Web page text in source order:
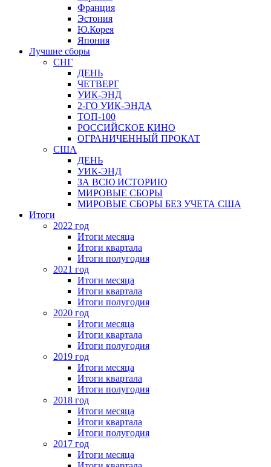
Франция
Эстония
Ю.Корея
Япония
Лучшие сборы
СНГ
ДЕНЬ
ЧЕТВЕРГ
УИК-ЭНД
2-ГО УИК-ЭНДА
ТОП-100
РОССИЙСКОЕ КИНО
ОГРАНИЧЕННЫЙ ПРОКАТ
США
ДЕНЬ
УИК-ЭНД
ЗА ВСЮ ИСТОРИЮ
МИРОВЫЕ СБОРЫ
МИРОВЫЕ СБОРЫ БЕЗ УЧЕТА США
Итоги
2022 год
Итоги месяца
Итоги квартала
Итоги полугодия
2021 год
Итоги месяца
Итоги квартала
Итоги полугодия
2020 год
Итоги месяца
Итоги квартала
Итоги полугодия
2019 год
Итоги месяца
Итоги квартала
Итоги полугодия
2018 год
Итоги месяца
Итоги квартала
Итоги полугодия
2017 год
Итоги месяца